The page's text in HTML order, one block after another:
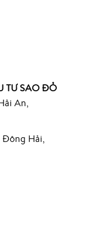
TƯ SAO ĐỎ
An,
Hải,